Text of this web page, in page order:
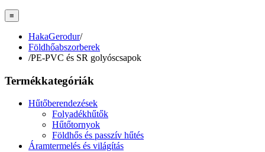
≡
HakaGerodur/
Földhőabszorberek
/PE-PVC és SR golyóscsapok
Termékkategóriák
Hűtőberendezések
Folyadékhűtők
Hűtőtornyok
Földhős és passzív hűtés
Áramtermelés és világítás